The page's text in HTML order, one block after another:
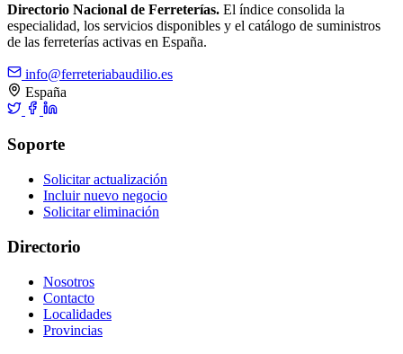
Directorio Nacional de Ferreterías. El índice consolida la
especialidad, los servicios disponibles y el catálogo de suministros
de las ferreterías activas en España.
info@ferreteriabaudilio.es
España
Soporte
Solicitar actualización
Incluir nuevo negocio
Solicitar eliminación
Directorio
Nosotros
Contacto
Localidades
Provincias